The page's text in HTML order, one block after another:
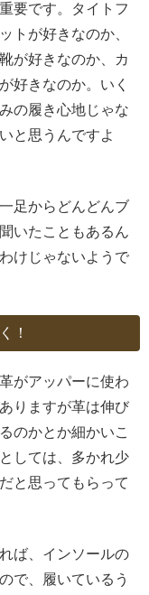
要です。タイトフ
トが好きなのか、
が好きなのか、カ
好きなのか。いく
の履き心地じゃな
と思うんですよ
足からどんどんブ
いたこともあるん
けじゃないようで
！
がアッパーに使わ
りますが革は伸び
のかとか細かいこ
しては、多かれ少
と思ってもらって
ば、インソールの
で、履いているう